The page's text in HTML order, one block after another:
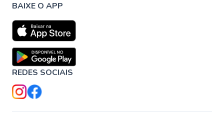
BAIXE O APP
REDES SOCIAIS